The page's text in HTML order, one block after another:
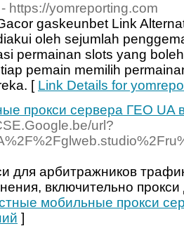
- https://yomreporting.com
gaskeunbet Link
oleh sejumlah
permainan slots yang
pemain memilih
[ Link Details for
прокси сервера ГЕО UA
url?
для арбитражников
включительно
мобильные прокси
]